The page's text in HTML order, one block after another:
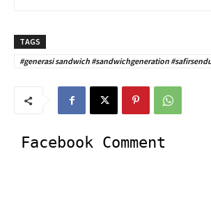
TAGS
#generasi sandwich #sandwichgeneration
Facebook Comment